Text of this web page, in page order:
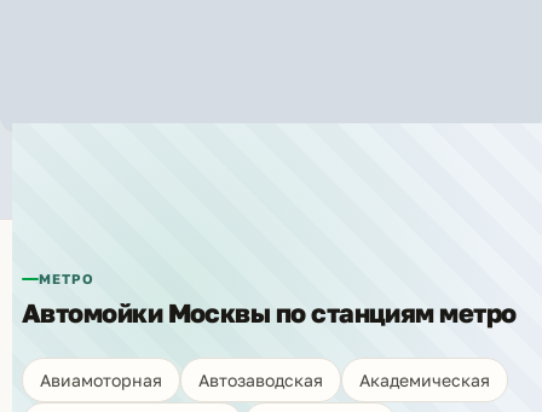
🗺️
МЕТРО
Автомойки Москвы по станциям метро
Авиамоторная Автозаводская Академическая